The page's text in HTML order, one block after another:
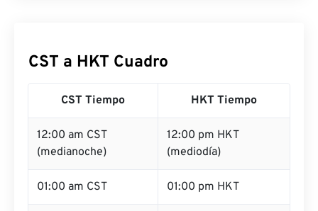
CST a HKT Cuadro
CST Tiempo HKT Tiempo
12:00 am CST
(medianoche)
12:00 pm HKT
(mediodía)
01:00 am CST 01:00 pm HKT